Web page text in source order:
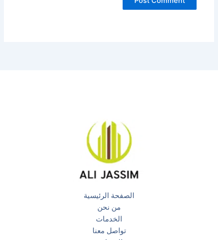
الصفحة الرئيسية
من نحن
الخدمات
تواصل معنا